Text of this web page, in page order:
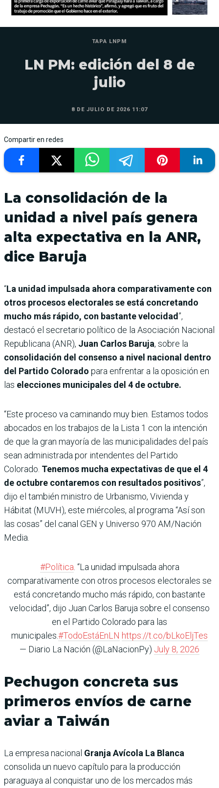
TAPA LNPM
LN PM: edición del 8 de
julio
8 DE JULIO DE 2026 11:07
Compartir en redes
La consolidación de la
unidad a nivel país genera
alta expectativa en la ANR,
dice Baruja
“La unidad impulsada ahora comparativamente con
otros procesos electorales se está concretando
mucho más rápido, con bastante velocidad ”,
destacó el secretario político de la Asociación Nacional
Republicana (ANR), Juan Carlos Baruja, sobre la
consolidación del consenso a nivel nacional dentro
del Partido Colorado para enfrentar a la oposición en
las elecciones municipales del 4 de octubre.
“Este proceso va caminando muy bien. Estamos todos
abocados en los trabajos de la Lista 1 con la intención
de que la gran mayoría de las municipalidades del país
sean administrada por intendentes del Partido
Colorado. Tenemos mucha expectativas de que el 4
de octubre contaremos con resultados positivos”,
dijo el también ministro de Urbanismo, Vivienda y
Hábitat (MUVH), este miércoles, al programa “Así son
las cosas” del canal GEN y Universo 970 AM/Nación
Media.
#Política . “La unidad impulsada ahora
comparativamente con otros procesos electorales se
está concretando mucho más rápido, con bastante
velocidad”, dijo Juan Carlos Baruja sobre el consenso
en el Partido Colorado para las
municipales.#TodoEstáEnLN https://t.co/bLkoEljTes
— Diario La Nación (@LaNacionPy) July 8, 2026
Pechugon concreta sus
primeros envíos de carne
aviar a Taiwán
La empresa nacional Granja Avícola La Blanca
consolida un nuevo capítulo para la producción
paraguaya al conquistar uno de los mercados más